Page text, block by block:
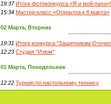
19:37 Итоги фотоконкурса «Я и мой папа»!
15:34 Мастер-класс «Открытка к 8 марта»
02 Марта, Вторник
19:31 Итоги конкурса "Защитникам
12:23 Студия "Изюм"
01 Марта, Понедельник
12:22 Турнир по настольному теннису